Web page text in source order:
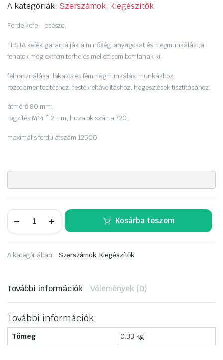
A kategóriák: Szerszámok, Kiegészítők
Ferde kefe – csésze,
FESTA kefék garantálják a minőségi anyagokat és megmunkálást,a
fonatok még extrém terhelés mellett sem bomlanak ki,
felhasználása: lakatos és fémmegmunkálási munkákhoz,
rozsdamentesítéshez, festék eltávolításhoz, hegesztések tisztításához,
átmérő 80 mm,
rögzítés M14 * 2 mm, huzalok száma 720,
maximális fordulatszám 12500
fazékkefe
80mm
22005
Kosárba teszem
A kategóriában: Szerszámok, Kiegészítők
További információk Vélemények (0)
További információk
Tömeg 0.33 kg